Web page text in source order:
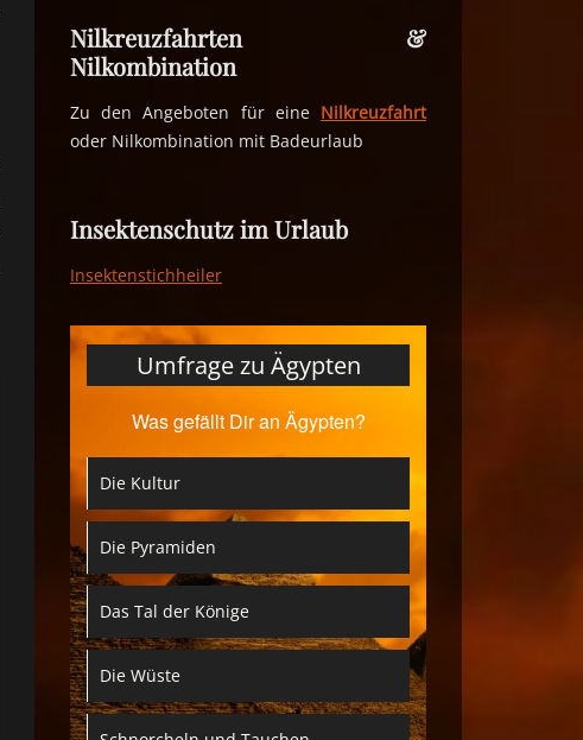
Nilkreuzfahrten &
Nilkombination
Zu den Angeboten für eine Nilkreuzfahrt
oder Nilkombination mit Badeurlaub
Insektenschutz im Urlaub
Insektenstichheiler
Umfrage zu Ägypten
Was gefällt Dir an Ägypten?
Die Kultur
Die Pyramiden
Das Tal der Könige
Die Wüste